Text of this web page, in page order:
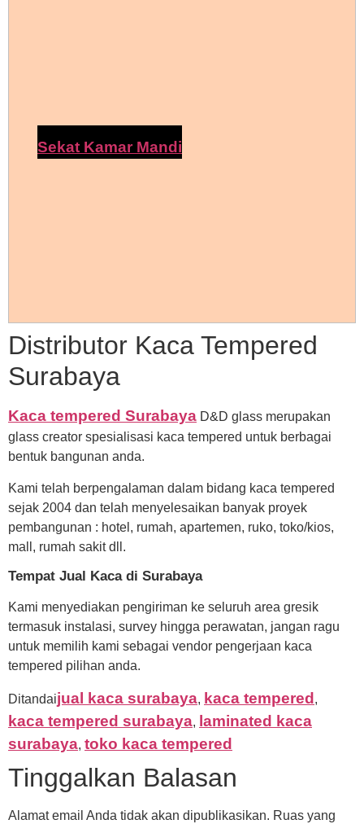
Sekat Kamar Mandi
Distributor Kaca Tempered
Surabaya
Kaca tempered Surabaya D&D glass merupakan
glass creator spesialisasi kaca tempered untuk berbagai
bentuk bangunan anda.
Kami telah berpengalaman dalam bidang kaca tempered
sejak 2004 dan telah menyelesaikan banyak proyek
pembangunan : hotel, rumah, apartemen, ruko, toko/kios,
mall, rumah sakit dll.
Tempat Jual Kaca di Surabaya
Kami menyediakan pengiriman ke seluruh area gresik
termasuk instalasi, survey hingga perawatan, jangan ragu
untuk memilih kami sebagai vendor pengerjaan kaca
tempered pilihan anda.
Ditandaijual kaca surabaya, kaca tempered ,
kaca tempered surabaya, laminated kaca
surabaya, toko kaca tempered
Tinggalkan Balasan
Alamat email Anda tidak akan dipublikasikan. Ruas yang